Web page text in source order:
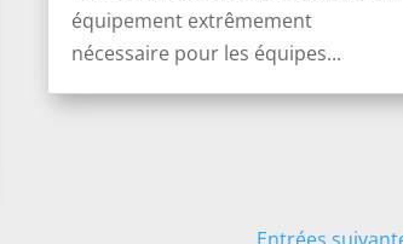
équipement extrêmement
nécessaire pour les équipes...